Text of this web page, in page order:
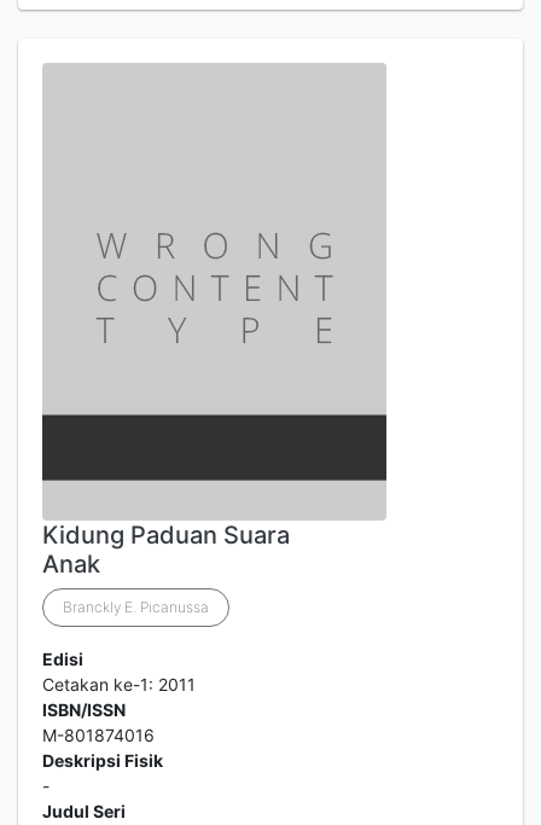
Kidung Paduan Suara
Anak
Branckly E. Picanussa
Edisi
Cetakan ke-1: 2011
ISBN/ISSN
M-801874016
Deskripsi Fisik
-
Judul Seri